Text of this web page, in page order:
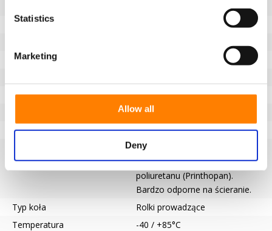
Statistics
Marketing
Allow all
Deny
Szerokość koła (mm)
Typ łożyska
Otwór na oś-Ø (mm)
17
Vulkopan
Twardość bieżnika
59° Shore D
Rolki prowadzące 59° Shore D
wykonane z wysokiej jakości
poliuretanu (Printhopan).
Bardzo odporne na ścieranie.
Typ koła
Rolki prowadzące
Temperatura
-40 / +85°C